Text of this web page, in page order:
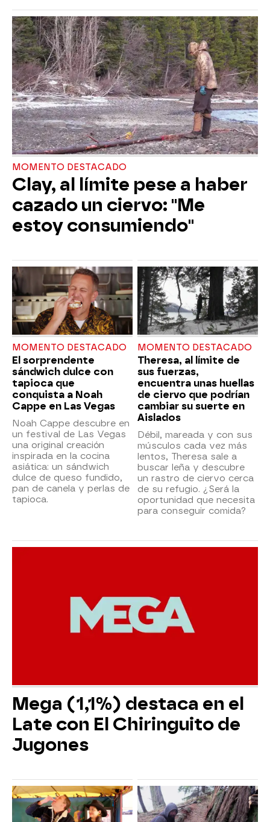
MOMENTO DESTACADO
Clay, al límite pese a haber
cazado un ciervo: "Me
estoy consumiendo"
MOMENTO DESTACADO
El sorprendente
sándwich dulce con
tapioca que
conquista a Noah
Cappe en Las Vegas
Noah Cappe descubre en
un festival de Las Vegas
una original creación
inspirada en la cocina
asiática: un sándwich
dulce de queso fundido,
pan de canela y perlas de
tapioca.
MOMENTO DESTACADO
Theresa, al límite de
sus fuerzas,
encuentra unas huellas
de ciervo que podrían
cambiar su suerte en
Aislados
Débil, mareada y con sus
músculos cada vez más
lentos, Theresa sale a
buscar leña y descubre
un rastro de ciervo cerca
de su refugio. ¿Será la
oportunidad que necesita
para conseguir comida?
Mega (1,1%) destaca en el
Late con El Chiringuito de
Jugones